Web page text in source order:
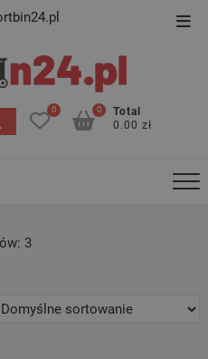
0
Total
0.00 zł
0
3